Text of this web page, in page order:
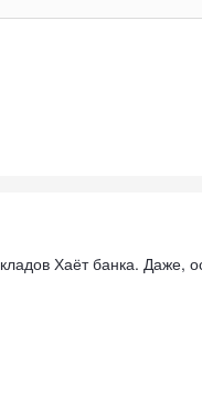
Хаёт банка. Даже,